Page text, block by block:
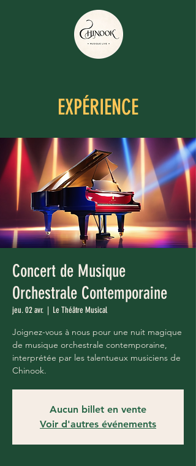
EXPÉRIENCE
Concert de Musique
Orchestrale Contemporaine
jeu. 02 avr.
  |
Le Théâtre Musical
Joignez-vous à nous pour une nuit magique
de musique orchestrale contemporaine,
interprétée par les talentueux musiciens de
Chinook.
Aucun billet en vente
Voir d'autres événements